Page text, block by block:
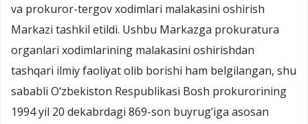
va prokuror-tergov xodimlari malakasini oshirish
Markazi tashkil etildi. Ushbu Markazga prokuratura
organlari xodimlarining malakasini oshirishdan
tashqari ilmiy faoliyat olib borishi ham belgilangan, shu
sababli O‘zbekiston Respublikasi Bosh prokurorining
1994 yil 20 dekabrdagi 869-son buyrug‘iga asosan